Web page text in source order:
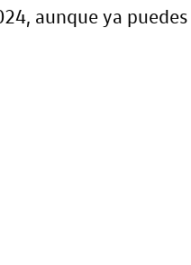
aunque ya